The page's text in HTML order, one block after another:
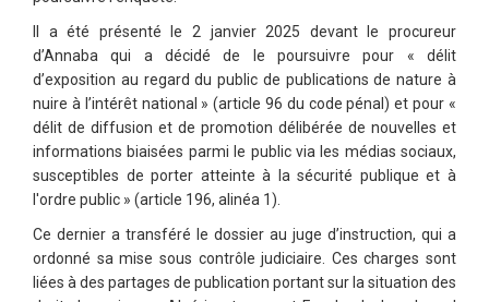
Il a été présenté le 2 janvier 2025 devant le procureur
d’Annaba qui a décidé de le poursuivre pour « délit
d’exposition au regard du public de publications de nature à
nuire à l’intérêt national » (article 96 du code pénal) et pour «
délit de diffusion et de promotion délibérée de nouvelles et
informations biaisées parmi le public via les médias sociaux,
susceptibles de porter atteinte à la sécurité publique et à
l'ordre public » (article 196, alinéa 1).
Ce dernier a transféré le dossier au juge d’instruction, qui a
ordonné sa mise sous contrôle judiciaire. Ces charges sont
liées à des partages de publication portant sur la situation des